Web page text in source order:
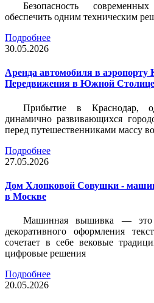
Безопасность
обеспечить одним техническим
Подробнее
30.05.2026
Аренда автомобиля в аэропорту
Передвижения в Южной Столице
Прибытие в Краснодар,
динамично развивающихся
перед путешественниками массу
Подробнее
27.05.2026
Дом Хлопковой Совушки -
в Москве
Машинная вышивка — это
декоративного оформления
сочетает в себе вековые
цифровые решения
Подробнее
20.05.2026